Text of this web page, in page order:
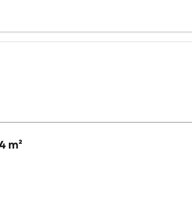
m²
cette maison neuve de 93 m2 et son